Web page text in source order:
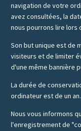
navigation de votre
avez consultées, la
nous pourrons lire lors
Son but unique est de
visiteurs et de limiter
d'une même bannière
La durée de
ordinateur est de un an.
Nous vous informons
l'enregistrement de